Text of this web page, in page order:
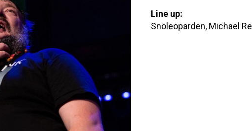
Line up:
Snöleoparden, Michael